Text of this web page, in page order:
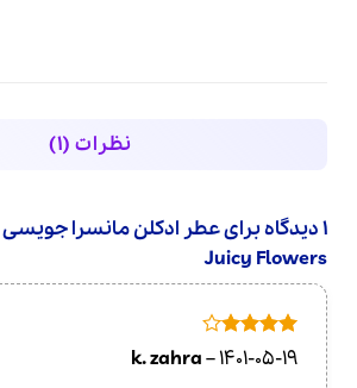
نظرات (1)
1 دیدگاه برای
Juicy Flowers
امتیاز4
از 5
k. zahra–1401-05-19